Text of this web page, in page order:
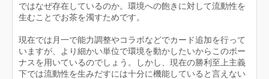
ではなぜ存在しているのか。環境への飽きに対して流動性を
生むことでお茶を濁すためです。
現在では月一で能力調整やコラボなどでカード追加を行って
いますが、より細かい単位で環境を動かしたいからこのボー
ナスを用いているのでしょう。しかし、現在の勝利至上主義
下では流動性を生みだすには十分に機能していると言えない